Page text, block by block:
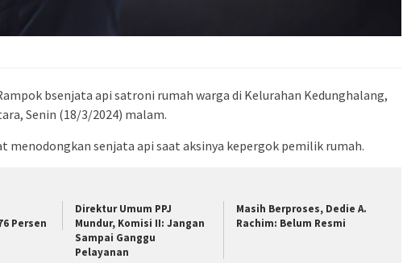
bsenjata api satroni rumah warga di Kelurahan Kedunghalang,
Senin (18/3/2024) malam.
menodongkan senjata api saat aksinya kepergok pemilik rumah.
Persen
Direktur Umum PPJ
Mundur, Komisi II: Jangan
Sampai Ganggu
Pelayanan
Masih Berproses, Dedie A.
Rachim: Belum Resmi